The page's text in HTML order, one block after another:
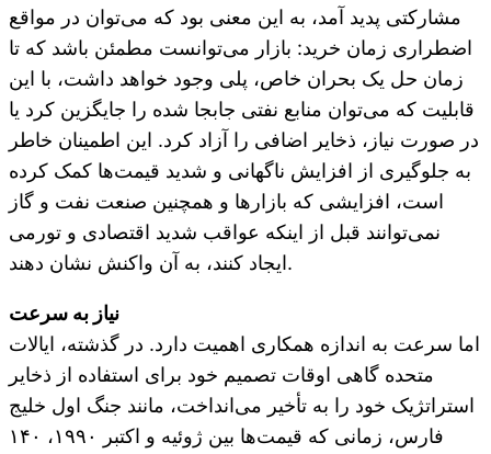
مشارکتی پدید آمد، به این معنی بود که می‌توان در مواقع
اضطراری زمان خرید: بازار می‌توانست مطمئن باشد که تا
زمان حل یک بحران خاص، پلی وجود خواهد داشت، با این
قابلیت که می‌توان منابع نفتی جابجا شده را جایگزین کرد یا
در صورت نیاز، ذخایر اضافی را آزاد کرد. این اطمینان خاطر
به جلوگیری از افزایش ناگهانی و شدید قیمت‌ها کمک کرده
است، افزایشی که بازارها و همچنین صنعت نفت و گاز
نمی‌توانند قبل از اینکه عواقب شدید اقتصادی و تورمی
ایجاد کنند، به آن واکنش نشان دهند.
نیاز به سرعت
اما سرعت به اندازه همکاری اهمیت دارد. در گذشته، ایالات
متحده گاهی اوقات تصمیم خود برای استفاده از ذخایر
استراتژیک خود را به تأخیر می‌انداخت، مانند جنگ اول خلیج
فارس، زمانی که قیمت‌ها بین ژوئیه و اکتبر ۱۹۹۰، ۱۴۰